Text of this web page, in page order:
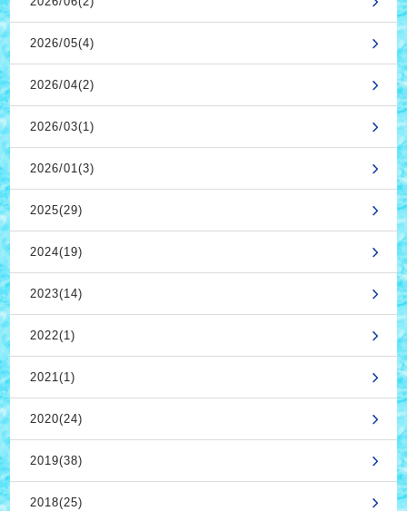
2026/05(4)
2026/04(2)
2026/03(1)
2026/01(3)
2025(29)
2024(19)
2023(14)
2022(1)
2021(1)
2020(24)
2019(38)
2018(25)